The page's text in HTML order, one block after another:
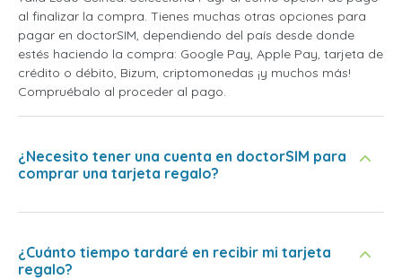
al finalizar la compra. Tienes muchas otras opciones para
pagar en doctorSIM, dependiendo del país desde donde
estés haciendo la compra: Google Pay, Apple Pay, tarjeta de
crédito o débito, Bizum, criptomonedas ¡y muchos más!
Compruébalo al proceder al pago.
¿Necesito tener una cuenta en doctorSIM para
comprar una tarjeta regalo?
¿Cuánto tiempo tardaré en recibir mi tarjeta
regalo?